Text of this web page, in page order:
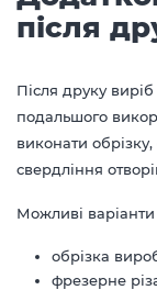
після
Після друку
подальшого
виконати
свердління
Можливі
обрізка
фрезерне